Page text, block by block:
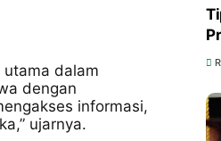
utama dalam
dengan
informasi,
ujarnya.